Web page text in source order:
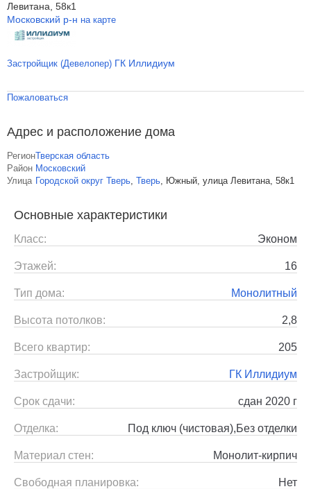
Левитана, 58к1
Московский р-н на карте
Застройщик (Девелопер) ГК Иллидиум
Пожаловаться
Адрес и расположение дома
РегионТверская область
Район Московский
Улица Городской округ Тверь, Тверь, Южный, улица Левитана, 58к1
Основные характеристики
Класс: Эконом
Этажей: 16
Тип дома: Монолитный
Высота потолков: 2,8
Всего квартир: 205
Застройщик: ГК Иллидиум
Срок сдачи: сдан 2020 г
Отделка: Под ключ (чистовая),Без отделки
Материал стен: Монолит-кирпич
Свободная планировка: Нет